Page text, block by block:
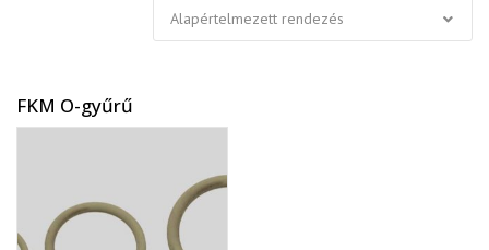
FKM O-gyűrű